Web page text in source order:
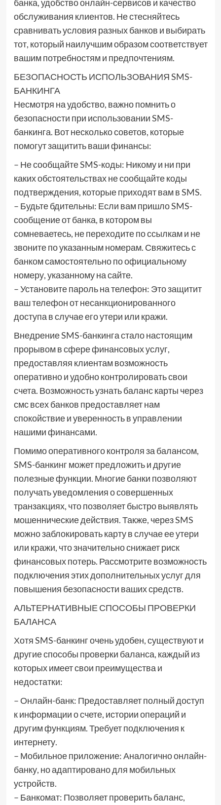
банка, удобство онлайн-сервисов и качество
обслуживания клиентов. Не стесняйтесь
сравнивать условия разных банков и выбирать
тот, который наилучшим образом соответствует
вашим потребностям и предпочтениям.
БЕЗОПАСНОСТЬ ИСПОЛЬЗОВАНИЯ SMS-
БАНКИНГА
Несмотря на удобство, важно помнить о
безопасности при использовании SMS-
банкинга. Вот несколько советов, которые
помогут защитить ваши финансы:
– Не сообщайте SMS-коды: Никому и ни при
каких обстоятельствах не сообщайте коды
подтверждения, которые приходят вам в SMS.
– Будьте бдительны: Если вам пришло SMS-
сообщение от банка, в котором вы
сомневаетесь, не переходите по ссылкам и не
звоните по указанным номерам. Свяжитесь с
банком самостоятельно по официальному
номеру, указанному на сайте.
– Установите пароль на телефон: Это защитит
ваш телефон от несанкционированного
доступа в случае его утери или кражи.
Внедрение SMS-банкинга стало настоящим
прорывом в сфере финансовых услуг,
предоставляя клиентам возможность
оперативно и удобно контролировать свои
счета. Возможность узнать баланс карты через
смс всех банков предоставляет нам
спокойствие и уверенность в управлении
нашими финансами.
Помимо оперативного контроля за балансом,
SMS-банкинг может предложить и другие
полезные функции. Многие банки позволяют
получать уведомления о совершенных
транзакциях, что позволяет быстро выявлять
мошеннические действия. Также, через SMS
можно заблокировать карту в случае ее утери
или кражи, что значительно снижает риск
финансовых потерь. Рассмотрите возможность
подключения этих дополнительных услуг для
повышения безопасности ваших средств.
АЛЬТЕРНАТИВНЫЕ СПОСОБЫ ПРОВЕРКИ
БАЛАНСА
Хотя SMS-банкинг очень удобен, существуют и
другие способы проверки баланса, каждый из
которых имеет свои преимущества и
недостатки:
– Онлайн-банк: Предоставляет полный доступ
к информации о счете, истории операций и
другим функциям. Требует подключения к
интернету.
– Мобильное приложение: Аналогично онлайн-
банку, но адаптировано для мобильных
устройств.
– Банкомат: Позволяет проверить баланс,